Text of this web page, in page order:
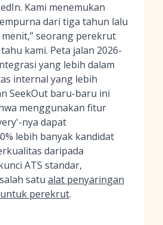
Kami menemukan
dari tiga tahun lalu
seorang perekrut
kami. Peta jalan 2026-
yang lebih dalam
internal yang lebih
SeekOut baru-baru ini
menggunakan fitur
nya dapat
lebih banyak kandidat
daripada
ATS standar,
satu alat penyaringan
perekrut.